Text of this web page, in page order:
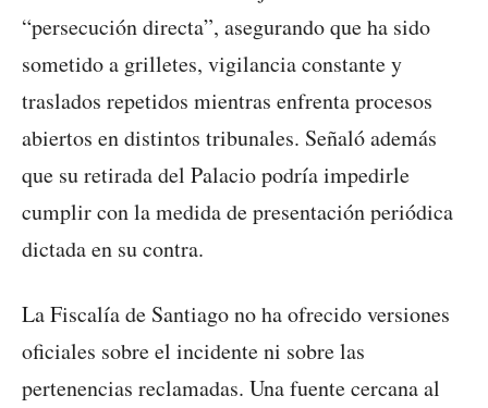
“persecución directa”, asegurando que ha sido
sometido a grilletes, vigilancia constante y
traslados repetidos mientras enfrenta procesos
abiertos en distintos tribunales. Señaló además
que su retirada del Palacio podría impedirle
cumplir con la medida de presentación periódica
dictada en su contra.
La Fiscalía de Santiago no ha ofrecido versiones
oficiales sobre el incidente ni sobre las
pertenencias reclamadas. Una fuente cercana al